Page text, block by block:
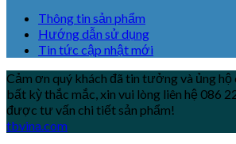
Thông tin sản phẩm
Hướng dẫn sử dụng
Tin tức cập nhật mới
Cảm ơn quý khách đã tin tưởng và ủng hộ
bất kỳ thắc mắc, xin vui lòng liên hệ 086
được tư vấn chi tiết sản phẩm!
tbvina.com